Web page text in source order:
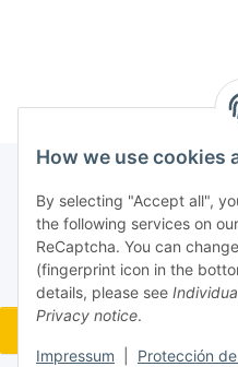
How we use cookies
By selecting "Accept all",
the following services on
ReCaptcha. You can
(fingerprint icon in the
details, please see
Privacy notice.
Impressum Protección
Widerrufsbutton